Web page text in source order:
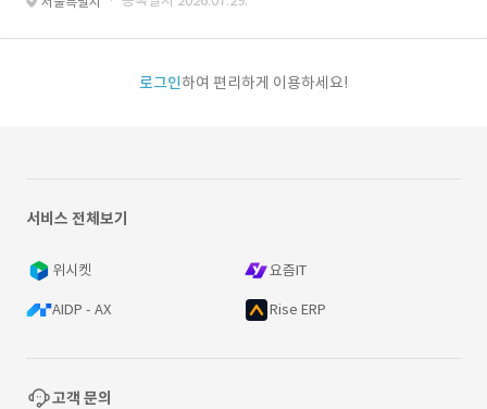
로그인하여 편리하게 이용하세요!
서비스 전체보기
위시켓 요즘IT
AIDP - AX Rise ERP
고객 문의